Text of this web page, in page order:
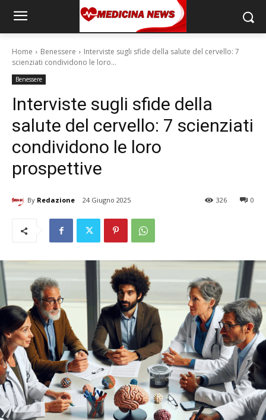
Home Benessere
Interviste sugli sfide della salute del cervello: 7
scienziati condividono le loro...
Benessere
Interviste sugli sfide della
salute del cervello: 7 scienziati
condividono le loro
prospettive
By Redazione 24 Giugno 2025 0
326